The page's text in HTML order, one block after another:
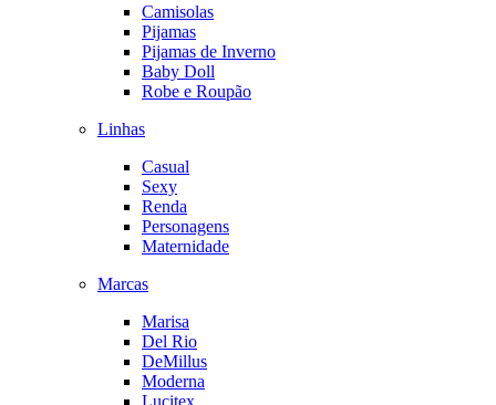
Camisolas
Pijamas
Pijamas de Inverno
Baby Doll
Robe e Roupão
Linhas
Casual
Sexy
Renda
Personagens
Maternidade
Marcas
Marisa
Del Rio
DeMillus
Moderna
Lucitex